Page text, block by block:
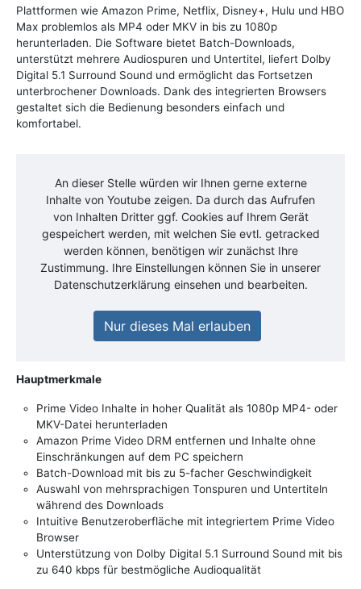
Plattformen wie Amazon Prime, Netflix, Disney+, Hulu und HBO
Max problemlos als MP4 oder MKV in bis zu 1080p
herunterladen. Die Software bietet Batch-Downloads,
unterstützt mehrere Audiospuren und Untertitel, liefert Dolby
Digital 5.1 Surround Sound und ermöglicht das Fortsetzen
unterbrochener Downloads. Dank des integrierten Browsers
gestaltet sich die Bedienung besonders einfach und
komfortabel.
An dieser Stelle würden wir Ihnen gerne externe
Inhalte von Youtube zeigen. Da durch das Aufrufen
von Inhalten Dritter ggf. Cookies auf Ihrem Gerät
gespeichert werden, mit welchen Sie evtl. getracked
werden können, benötigen wir zunächst Ihre
Zustimmung. Ihre Einstellungen können Sie in unserer
Datenschutzerklärung einsehen und bearbeiten.
Nur dieses Mal erlauben
Hauptmerkmale
Prime Video Inhalte in hoher Qualität als 1080p MP4- oder
MKV-Datei herunterladen
Amazon Prime Video DRM entfernen und Inhalte ohne
Einschränkungen auf dem PC speichern
Batch-Download mit bis zu 5-facher Geschwindigkeit
Auswahl von mehrsprachigen Tonspuren und Untertiteln
während des Downloads
Intuitive Benutzeroberfläche mit integriertem Prime Video
Browser
Unterstützung von Dolby Digital 5.1 Surround Sound mit bis
zu 640 kbps für bestmögliche Audioqualität